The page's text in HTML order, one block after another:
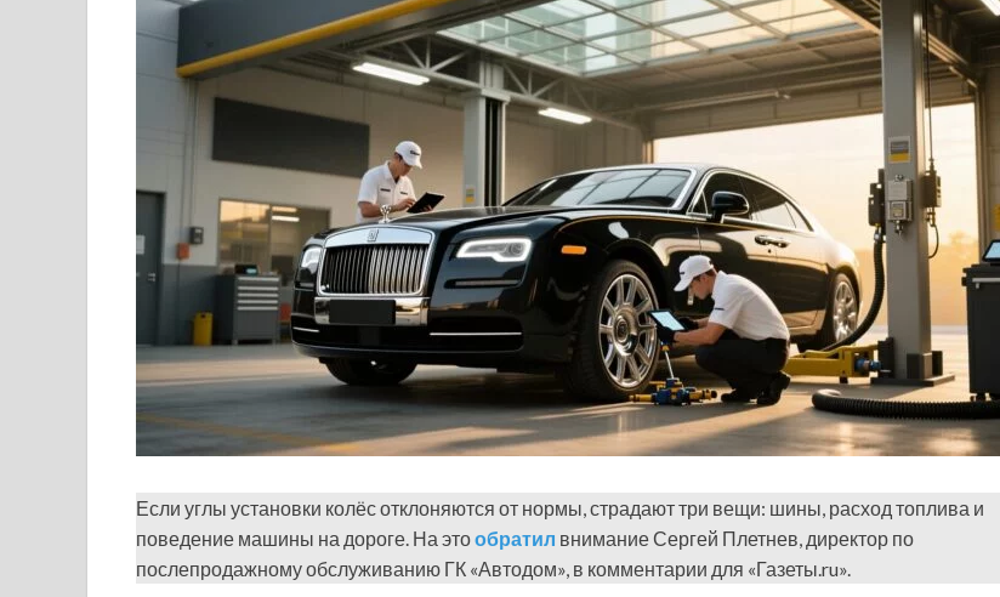
Если углы установки колёс отклоняются от нормы, страдают три вещи: шины, расход топлива и
поведение машины на дороге. На этообратил внимание Сергей Плетнев, директор по
послепродажному обслуживанию ГК «Автодом», в комментарии для «Газеты.ru».